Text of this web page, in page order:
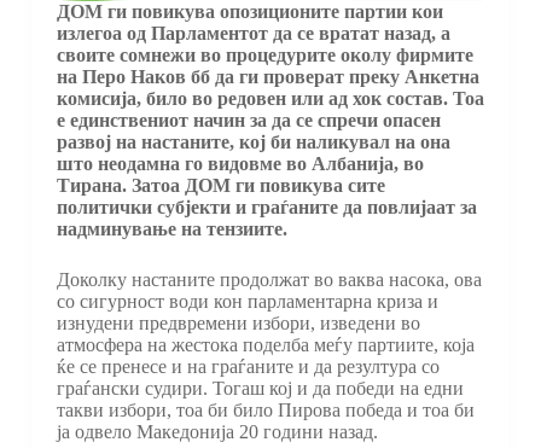
ДОМ ги повикува опозиционите партии кои
излегоа од Парламентот да се вратат назад, а
своите сомнежи во процедурите околу фирмите
на Перо Наков бб да ги проверат преку Анкетна
комисија, било во редовен или ад хок состав. Тоа
е единствениот начин за да се спречи опасен
развој на настаните, кој би наликувал на она
што неодамна го видовме во Албанија, во
Тирана. Затоа ДОМ ги повикува сите
политички субјекти и граѓаните да повлијаат за
надминување на тензиите.
Доколку настаните продолжат во ваква насока, ова
со сигурност води кон парламентарна криза и
изнудени предвремени избори, изведени во
атмосфера на жестока поделба меѓу партиите, која
ќе се пренесе и на граѓаните и да резултура со
граѓански судири. Тогаш кој и да победи на едни
такви избори, тоа би било Пирова победа и тоа би
ја одвело Македонија 20 години назад.